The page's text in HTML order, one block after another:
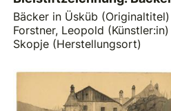
Bäcker in Üsküb (Originaltitel)
Forstner, Leopold (Künstler:in)
Skopje (Herstellungsort)